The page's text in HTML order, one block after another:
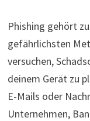
Phishing gehört
gefährlichsten
versuchen,
deinem Gerät zu
E-Mails oder
Unternehmen,